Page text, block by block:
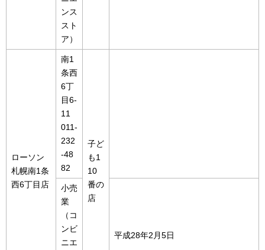
ンス
スト
ア）
ローソン
札幌南1条
西6丁目店
南1
条西
6丁
目6-
11
011-
232
-48
82
子ど
も1
10
番の
店
小売
業
（コ
ンビ
ニエ
平成28年2月5日